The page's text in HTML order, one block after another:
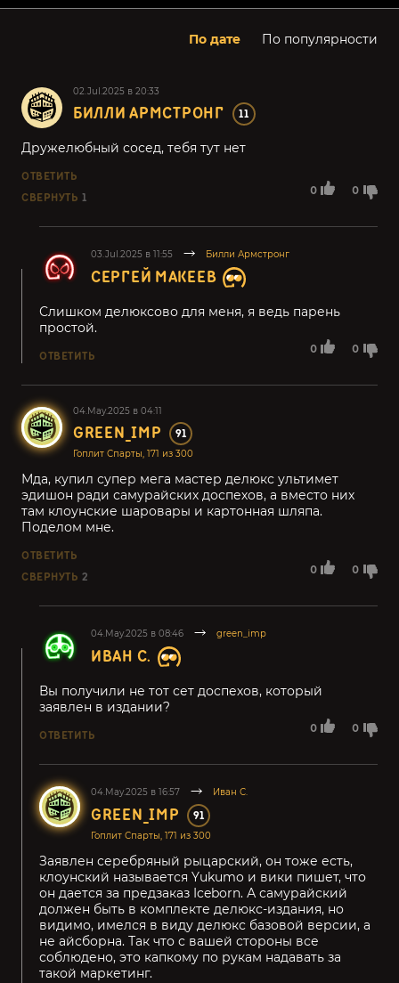
По дате По популярности
02.Jul.2025 в 20:33
БИЛЛИ АРМСТРОНГ 11
0 0
Дружелюбный сосед, тебя тут нет
ОТВЕТИТЬ
СВЕРНУТЬ 1
03.Jul.2025 в 11:55 Билли Армстронг
СЕРГЕЙ МАКЕЕВ
0 0
Слишком делюксово для меня, я ведь парень
простой.
ОТВЕТИТЬ
04.May.2025 в 04:11
GREEN_IMP 91
Гоплит Спарты, 171 из 300
0 0
Мда, купил супер мега мастер делюкс ультимет
эдишон ради самурайских доспехов, а вместо них
там клоунские шаровары и картонная шляпа.
Поделом мне.
ОТВЕТИТЬ
СВЕРНУТЬ 2
04.May.2025 в 08:46 green_imp
ИВАН С.
0 0
Вы получили не тот сет доспехов, который
заявлен в издании?
ОТВЕТИТЬ
04.May.2025 в 16:57 Иван С.
GREEN_IMP 91
Гоплит Спарты, 171 из 300
Заявлен серебряный рыцарский, он тоже есть,
клоунский называется Yukumo и вики пишет, что
он дается за предзаказ Iceborn. А самурайский
должен быть в комплекте делюкс-издания, но
видимо, имелся в виду делюкс базовой версии, а
не айсборна. Так что с вашей стороны все
соблюдено, это капкому по рукам надавать за
такой маркетинг.